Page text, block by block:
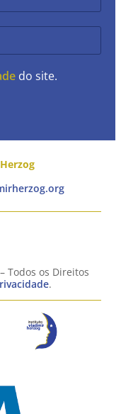
do site.
Todos os Direitos
.